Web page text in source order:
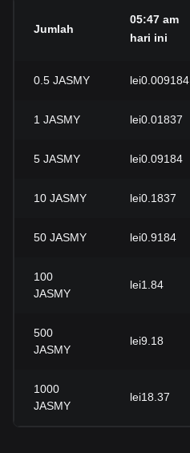
Jumlah
05:47 am
hari ini
0.5 JASMY lei0.009184
1 JASMY lei0.01837
5 JASMY lei0.09184
10 JASMY lei0.1837
50 JASMY lei0.9184
100
JASMY
lei1.84
500
JASMY
lei9.18
1000
JASMY
lei18.37